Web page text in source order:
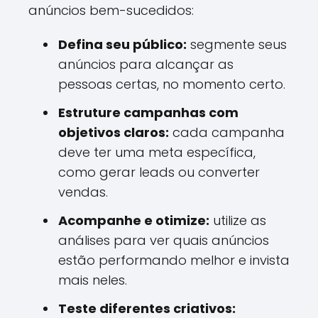
anúncios bem-sucedidos:
Defina seu público: segmente seus
anúncios para alcançar as
pessoas certas, no momento certo.
Estruture campanhas com
objetivos claros: cada campanha
deve ter uma meta específica,
como gerar leads ou converter
vendas.
Acompanhe e otimize: utilize as
análises para ver quais anúncios
estão performando melhor e invista
mais neles.
Teste diferentes criativos: